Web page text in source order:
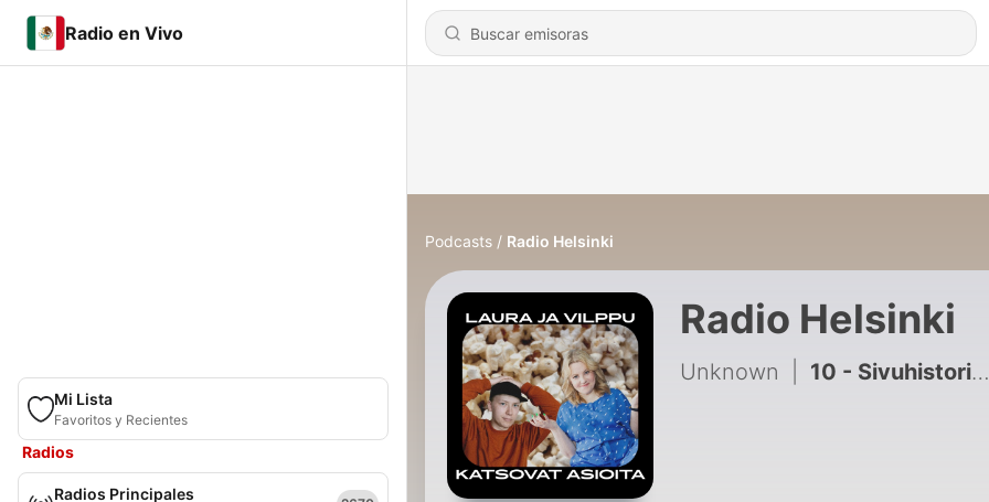
Radio en Vivo
Mi Lista
Favoritos y Recientes
Radios
Radios Principales
Podcasts Radio Helsinki
Radio Helsinki
Unknown 10 - Sivuhistoriaa ja satiiria